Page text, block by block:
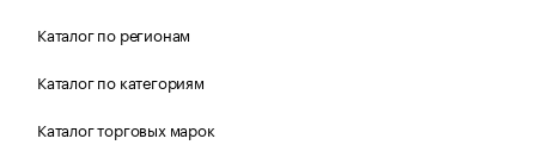
Каталог по регионам
Каталог по категориям
Каталог торговых марок